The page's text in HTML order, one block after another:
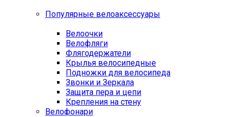
Популярные велоаксессуары
Велоочки
Велофляги
Флягодержатели
Крылья велосипедные
Подножки для велосипеда
Звонки и Зеркала
Защита пера и цепи
Крепления на стену
Велофонари